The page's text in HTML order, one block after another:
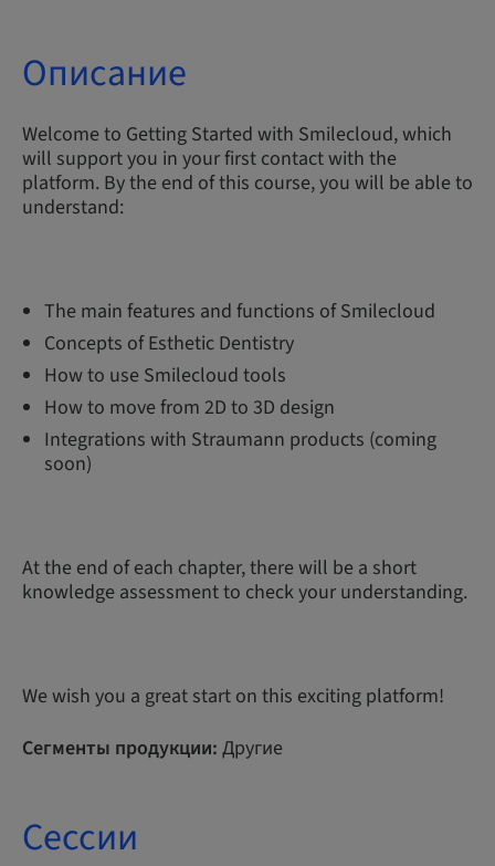
Описание
Welcome to Getting Started with Smilecloud, which
will support you in your first contact with the
platform. By the end of this course, you will be able to
understand:
The main features and functions of Smilecloud
Concepts of Esthetic Dentistry
How to use Smilecloud tools
How to move from 2D to 3D design
Integrations with Straumann products (coming
soon)
At the end of each chapter, there will be a short
knowledge assessment to check your understanding.
We wish you a great start on this exciting platform!
Сегменты продукции: Другие
Сессии